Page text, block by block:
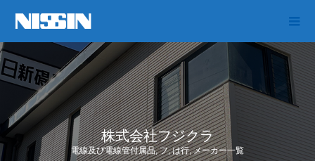
株式会社フジクラ
電線及び電線管付属品,フ,は行,メーカー一覧